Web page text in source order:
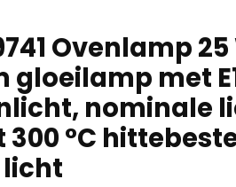
Ovenlamp
gloeilamp met
nominale
300 °C